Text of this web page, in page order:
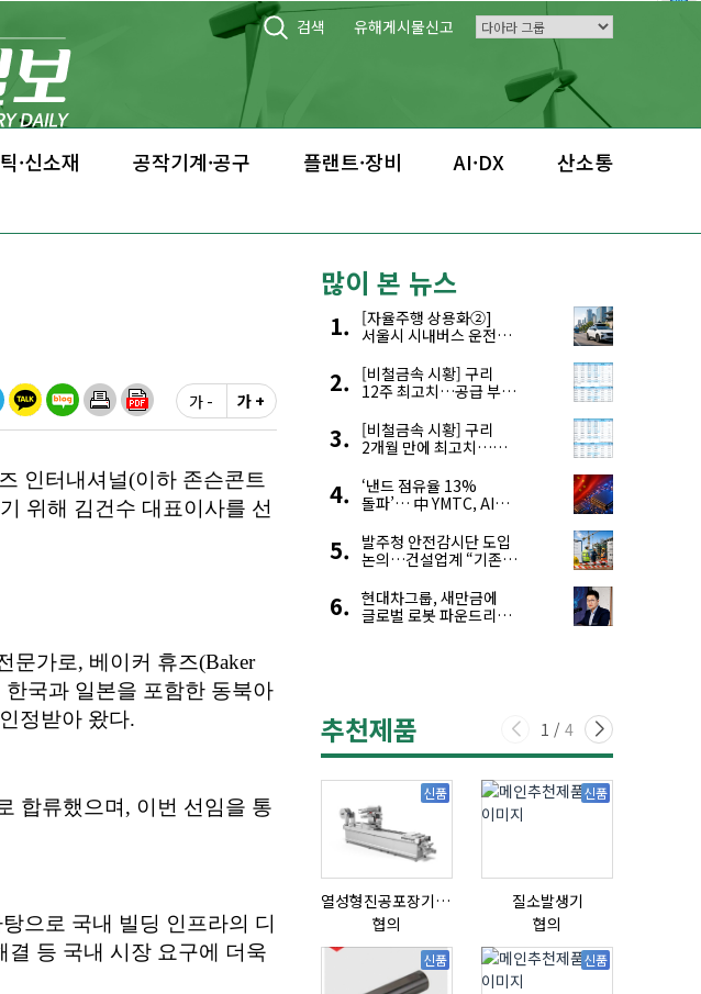
검색 유해게시물신고
·신소재 공작기계·공구 플랜트·장비 AI·DX 산소통
가 - 가 +
많이 본 뉴스
[자율주행 상용화②]
서울시 시내버스 운전자
해결한다
[비철금속 시황] 구리
12주 최고치…공급 부족
[비철금속 시황] 구리
2개월 만에 최고치…
우려 확대
‘낸드 점유율 13%
돌파’… 中 YMTC, AI
4위 맹추격
발주청 안전감시단 도입
논의…건설업계 “기존
현대차그룹, 새만금에
글로벌 로봇 파운드리
추천제품 1 / 4
신품
열성형진공포장기 표준형 모델 OMNIVAC S-200
협의
신품
질소발생기
협의
신품 신품